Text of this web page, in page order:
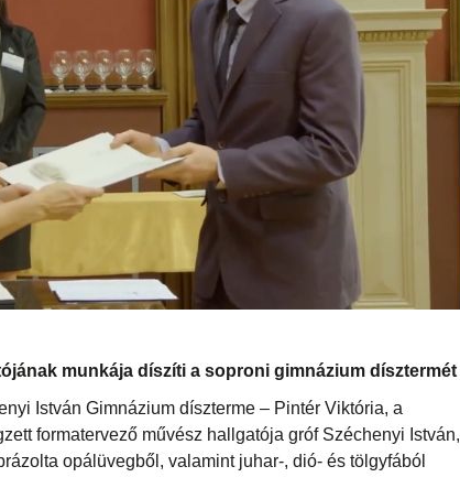
munkája díszíti a soproni gimnázium dísztermét
István Gimnázium díszterme – Pintér Viktória, a
formatervező művész hallgatója gróf Széchenyi István,
opálüvegből, valamint juhar-, dió- és tölgyfából